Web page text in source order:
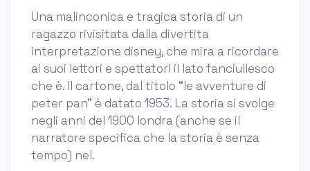
Una malinconica e tragica storia di un
ragazzo rivisitata dalla divertita
interpretazione disney, che mira a ricordare
ai suoi lettori e spettatori il lato fanciullesco
che è. Il cartone, dal titolo “le avventure di
peter pan” è datato 1953. La storia si svolge
negli anni del 1900 londra (anche se il
narratore specifica che la storia è senza
tempo) nel.